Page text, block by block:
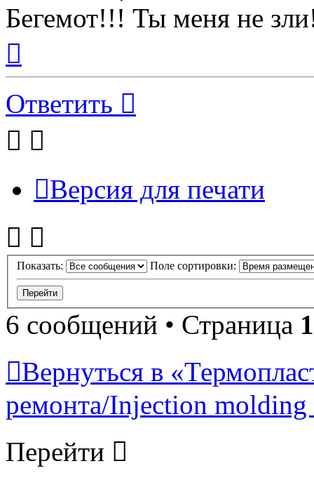
Бегемот!!! Ты меня не
началу
Ответить
Версия для печати
Показать: Поле сортировки:
6 сообщений • Страница 1
Вернуться в
ремонта/Injection molding
Перейти